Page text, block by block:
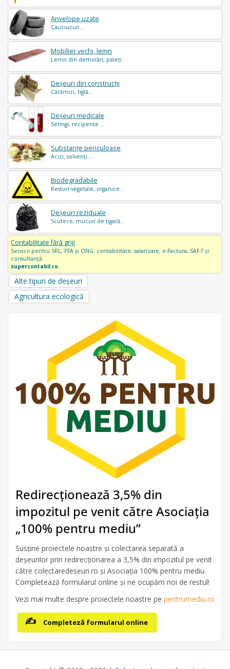
Anvelope uzate
Cauciucuri...
Mobilier vechi, lemn
Lemn din demolări, paleți...
Deșeuri din construcții
Cărămizi, tiglă...
Deșeuri medicale
Seringi, recipente ...
Substanțe periculoase
Acizi, solvenți ...
Biodegradabile
Resturi vegetale, organice..
Deșeuri reziduale
Scutece, mucuri de țigară..
Contabilitate fără griji
Servicii pentru SRL, PFA și ONG: contabilitate, salarizare, e-Factura, SAF-T și
consultanță.
supercontabil.ro
Alte tipuri de deșeuri
Agricultura ecologică
Redirecționează 3,5% din
impozitul pe venit către Asociația
„100% pentru mediu”
Susține proiectele noastre și colectarea separată a
deșeurilor prin redirecționarea a 3,5% din impozitul pe venit
către colectaredeseuri.ro și Asociația 100% pentru mediu.
Completează formularul online și ne ocupăm noi de restul!
Vezi mai multe despre proiectele noastre pe pentrumediu.ro
Completeză formularul online